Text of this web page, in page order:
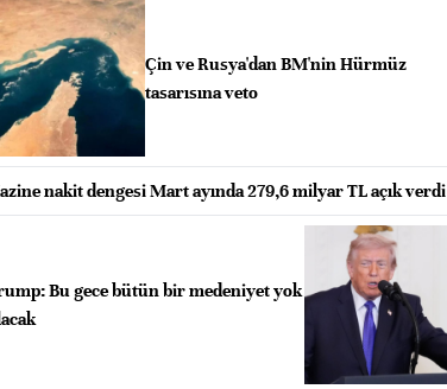
Çin ve Rusya'dan BM'nin Hürmüz
tasarısına veto
nakit dengesi Mart ayında 279,6 milyar TL açık verdi
Bu gece bütün bir medeniyet yok